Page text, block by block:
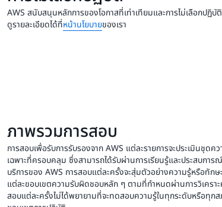
AWS สนับสนุนหลักการของโอกาสที่เท่าเทียมและการไม่เลือกปฏิ
ดูรายละเอียดได้ที่หน้านโยบายของเรา
ภาพรวมการสอบ
การสอบเพื่อรับการรับรองจาก AWS แต่ละรายการจะประเมินชุดค
เฉพาะที่ครอบคลุม ซึ่งสามารถได้รับผ่านการเรียนรู้และประสบกา
บริการของ AWS การสอบแต่ละครั้งจะสุ่มตัวอย่างความรู้หรือทักษ
แต่ละขอบเขตความรับผิดชอบหลัก ๆ ตามที่กำหนดผ่านการวิเคราะ
สอบแต่ละครั้งไม่ได้พยายามที่จะทดสอบความรู้ในทุกระดับหรือทุก